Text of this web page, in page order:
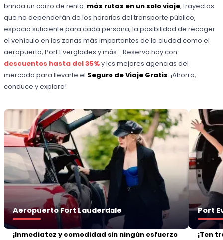
brinda un carro de renta: más rutas en un solo viaje, trayectos
que no dependerán de los horarios del transporte público,
espacio suficiente para cada persona, la posibilidad de recoger
el vehículo en las zonas más importantes de la ciudad como el
aeropuerto, Port Everglades y más... Reserva hoy con
descuentos hasta del 35%y las mejores agencias del
mercado para llevarte el Seguro de Viaje Gratis. ¡Ahorra,
conduce y explora!
Aeropuerto Fort Lauderdale
¡Inmediatez y comodidad sin ningún esfuerzo
Port
¡Ten